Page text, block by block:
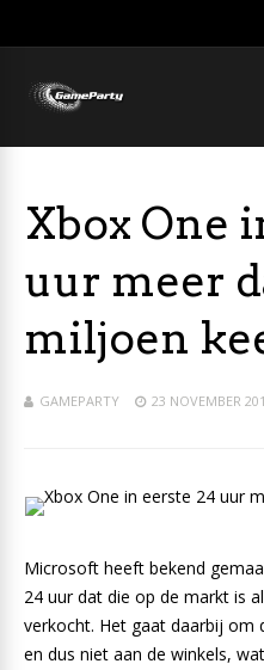
Xbox One
uur meer
miljoen
GAMEPARTY 23 NOVEMBER
Microsoft heeft bekend
24 uur dat die op de markt is
verkocht. Het gaat daarbij om
en dus niet aan de winkels,